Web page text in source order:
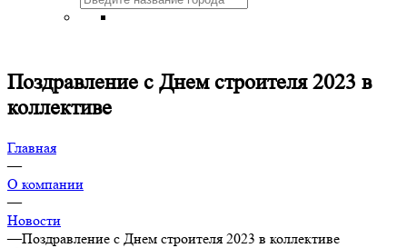
Поздравление с Днем строителя 2023 в
коллективе
Главная
—
О компании
—
Новости
—Поздравление с Днем строителя 2023 в коллективе